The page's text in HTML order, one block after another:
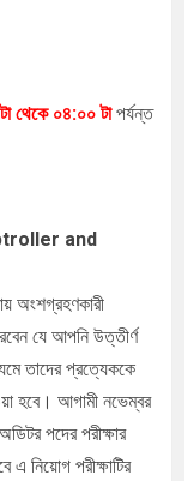
থেকে ০৪:০০ টাপর্যন্ত
and
অংশগ্রহণকারী
যে আপনি উত্তীর্ণ
তাদের প্রত্যেককে
হবে। আগামী নভেম্বর
পদের পরীক্ষার
এ নিয়োগ পরীক্ষাটির